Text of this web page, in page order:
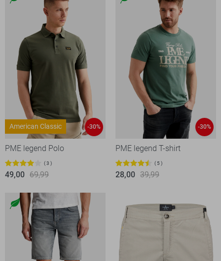
American Classic -30%
PME legend Polo
3
49,00 69,99
-30%
PME legend T-shirt
5
28,00 39,99